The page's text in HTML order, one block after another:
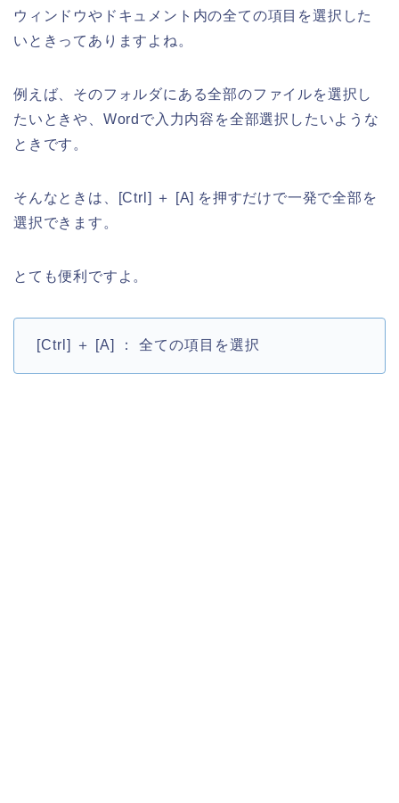
ウィンドウやドキュメント内の全ての項目を選択した
いときってありますよね。
例えば、そのフォルダにある全部のファイルを選択し
たいときや、Wordで入力内容を全部選択したいような
ときです。
そんなときは、[Ctrl] ＋ [A] を押すだけで一発で全部を
選択できます。
とても便利ですよ。
[Ctrl] ＋ [A] ： 全ての項目を選択